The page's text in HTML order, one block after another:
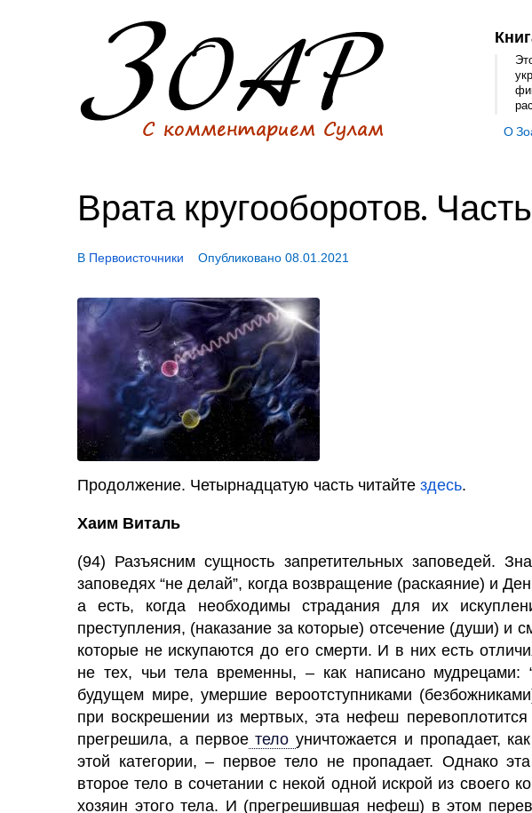
О
Врата кругооборотов.
В Первоисточники Опубликовано 08.01.2021
Продолжение. Четырнадцатую часть читайте здесь.
Хаим Виталь
(94) Разъясним сущность запретительных заповедей.
заповедях “не делай”, когда возвращение (раскаяние) и
а есть, когда необходимы страдания для их
преступления, (наказание за которые) отсечение (души) и
которые не искупаются до его смерти. И в них есть
не тех, чьи тела временны, – как написано мудрецами:
будущем мире, умершие вероотступниками
при воскрешении из мертвых, эта нефеш
прегрешила, а первоетелоуничтожается и пропадает,
этой категории, – первое тело не пропадает. Однако
второе тело в сочетании с некой одной искрой из своего
хозяин этого тела. И (прегрешившая нефеш) в этом